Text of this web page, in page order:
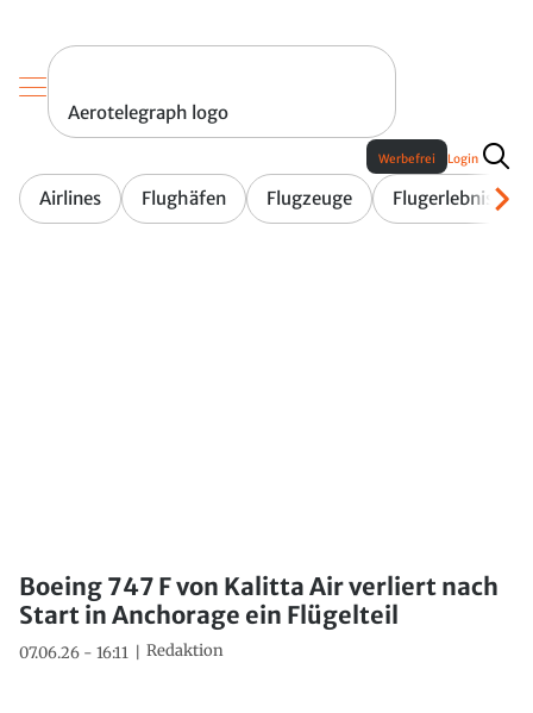
Aerotelegraph logo
Airlines Flughäfen Flugzeuge Flugerlebnis
Werbefrei Login
Boeing 747 F von Kalitta Air verliert nach
Start in Anchorage ein Flügelteil
07.06.26 - 16:11 Redaktion